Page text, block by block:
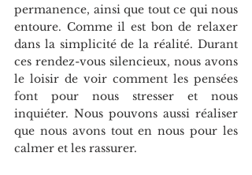
permanence, ainsi que tout ce qui nous
entoure. Comme il est bon de relaxer
dans la simplicité de la réalité. Durant
ces rendez-vous silencieux, nous avons
le loisir de voir comment les pensées
font pour nous stresser et nous
inquiéter. Nous pouvons aussi réaliser
que nous avons tout en nous pour les
calmer et les rassurer.